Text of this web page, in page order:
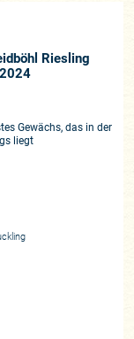
lange auf
bestes
sind es die Lagen
und
(Buntsandstein
Idig mit
sowie, etwas
die
Außerdem
2018 das
die
Riesling
Gewächs, das in der
liegt